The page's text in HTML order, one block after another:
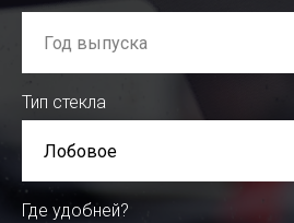
Тип стекла
Где удобней?